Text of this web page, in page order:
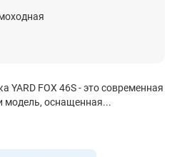
YARD FOX 46S - это современная
модель, оснащенная...